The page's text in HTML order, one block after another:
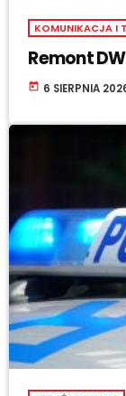
KOMUNIKACJA I
Remont
today 6 SIERPNIA